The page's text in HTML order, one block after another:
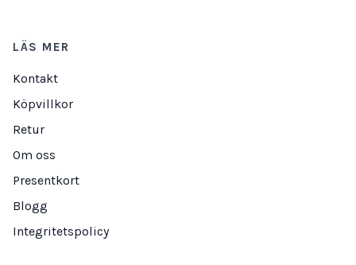
LÄS MER
Kontakt
Köpvillkor
Retur
Om oss
Presentkort
Blogg
Integritetspolicy